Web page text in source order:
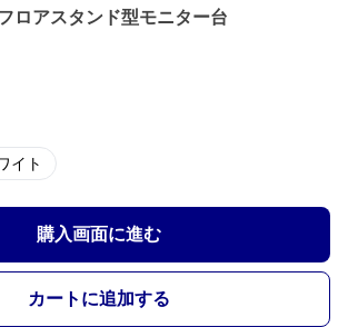
ロアスタンド型モニター台
イト
購入画面に進む
カートに追加する